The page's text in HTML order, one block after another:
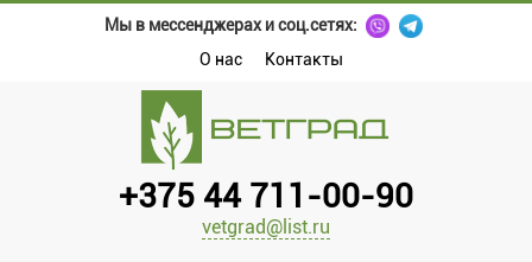
Мы в мессенджерах и соц.сетях:
О нас
Контакты
+375 44 711-00-90
vetgrad@list.ru